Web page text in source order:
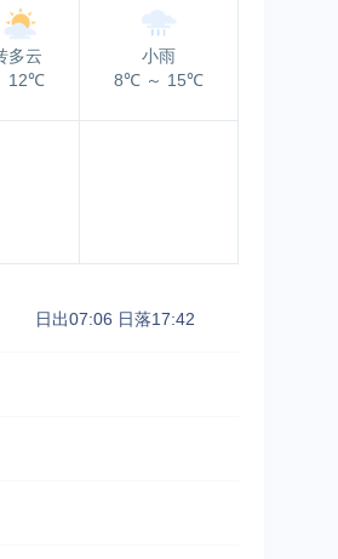
多云
12℃
小雨
8℃ ～ 15℃
日出07:06 日落17:42